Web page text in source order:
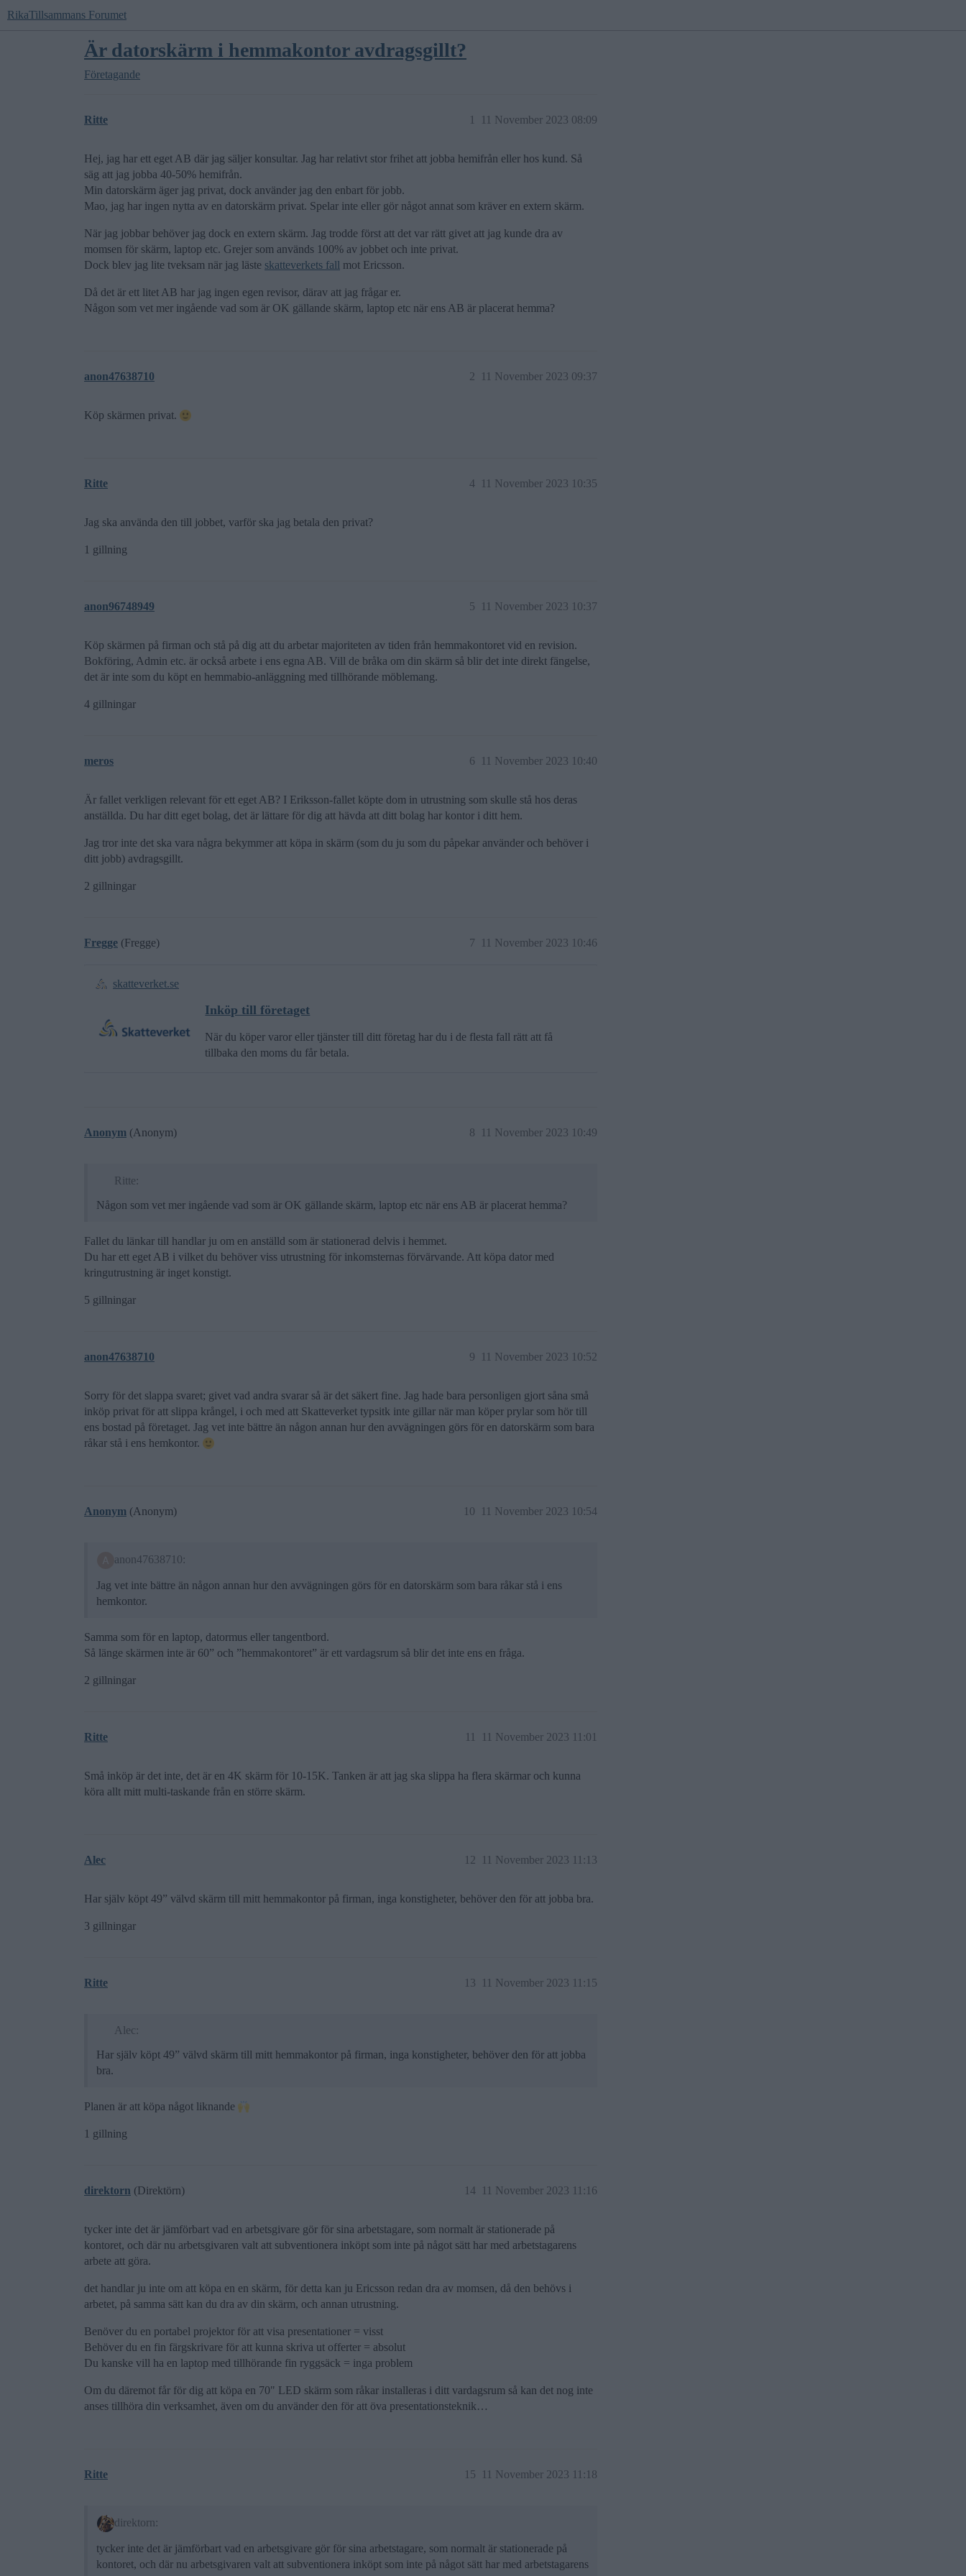
RikaTillsammans Forumet
Är datorskärm i hemmakontor avdragsgillt?
Företagande
Ritte 11 November 2023 08:09
1
Hej, jag har ett eget AB där jag säljer konsultar. Jag har relativt stor frihet att jobba hemifrån eller hos kund. Så
säg att jag jobba 40-50% hemifrån.
Min datorskärm äger jag privat, dock använder jag den enbart för jobb.
Mao, jag har ingen nytta av en datorskärm privat. Spelar inte eller gör något annat som kräver en extern skärm.
När jag jobbar behöver jag dock en extern skärm. Jag trodde först att det var rätt givet att jag kunde dra av
momsen för skärm, laptop etc. Grejer som används 100% av jobbet och inte privat.
Dock blev jag lite tveksam när jag läste skatteverkets fall mot Ericsson.
Då det är ett litet AB har jag ingen egen revisor, därav att jag frågar er.
Någon som vet mer ingående vad som är OK gällande skärm, laptop etc när ens AB är placerat hemma?
anon47638710 11 November 2023 09:37
2
Köp skärmen privat.
Ritte 11 November 2023 10:35
4
Jag ska använda den till jobbet, varför ska jag betala den privat?
1 gillning
anon96748949 11 November 2023 10:37
5
Köp skärmen på firman och stå på dig att du arbetar majoriteten av tiden från hemmakontoret vid en revision.
Bokföring, Admin etc. är också arbete i ens egna AB. Vill de bråka om din skärm så blir det inte direkt fängelse,
det är inte som du köpt en hemmabio-anläggning med tillhörande möblemang.
4 gillningar
meros 11 November 2023 10:40
6
Är fallet verkligen relevant för ett eget AB? I Eriksson-fallet köpte dom in utrustning som skulle stå hos deras
anställda. Du har ditt eget bolag, det är lättare för dig att hävda att ditt bolag har kontor i ditt hem.
Jag tror inte det ska vara några bekymmer att köpa in skärm (som du ju som du påpekar använder och behöver i
ditt jobb) avdragsgillt.
2 gillningar
Fregge (Fregge) 11 November 2023 10:46
7
skatteverket.se
Inköp till företaget
När du köper varor eller tjänster till ditt företag har du i de flesta fall rätt att få
tillbaka den moms du får betala.
Anonym (Anonym) 11 November 2023 10:49
8
Ritte:
Någon som vet mer ingående vad som är OK gällande skärm, laptop etc när ens AB är placerat hemma?
Fallet du länkar till handlar ju om en anställd som är stationerad delvis i hemmet.
Du har ett eget AB i vilket du behöver viss utrustning för inkomsternas förvärvande. Att köpa dator med
kringutrustning är inget konstigt.
5 gillningar
anon47638710 11 November 2023 10:52
9
Sorry för det slappa svaret; givet vad andra svarar så är det säkert fine. Jag hade bara personligen gjort såna små
inköp privat för att slippa krångel, i och med att Skatteverket typsitk inte gillar när man köper prylar som hör till
ens bostad på företaget. Jag vet inte bättre än någon annan hur den avvägningen görs för en datorskärm som bara
råkar stå i ens hemkontor.
Anonym (Anonym) 11 November 2023 10:54
10
anon47638710:
Jag vet inte bättre än någon annan hur den avvägningen görs för en datorskärm som bara råkar stå i ens
hemkontor.
Samma som för en laptop, datormus eller tangentbord.
Så länge skärmen inte är 60” och ”hemmakontoret” är ett vardagsrum så blir det inte ens en fråga.
2 gillningar
Ritte 11 November 2023 11:01
11
Små inköp är det inte, det är en 4K skärm för 10-15K. Tanken är att jag ska slippa ha flera skärmar och kunna
köra allt mitt multi-taskande från en större skärm.
Alec 11 November 2023 11:13
12
Har själv köpt 49” välvd skärm till mitt hemmakontor på firman, inga konstigheter, behöver den för att jobba bra.
3 gillningar
Ritte 11 November 2023 11:15
13
Alec:
Har själv köpt 49” välvd skärm till mitt hemmakontor på firman, inga konstigheter, behöver den för att jobba
bra.
Planen är att köpa något liknande
1 gillning
direktorn (Direktörn) 11 November 2023 11:16
14
tycker inte det är jämförbart vad en arbetsgivare gör för sina arbetstagare, som normalt är stationerade på
kontoret, och där nu arbetsgivaren valt att subventionera inköpt som inte på något sätt har med arbetstagarens
arbete att göra.
det handlar ju inte om att köpa en en skärm, för detta kan ju Ericsson redan dra av momsen, då den behövs i
arbetet, på samma sätt kan du dra av din skärm, och annan utrustning.
Benöver du en portabel projektor för att visa presentationer = visst
Behöver du en fin färgskrivare för att kunna skriva ut offerter = absolut
Du kanske vill ha en laptop med tillhörande fin ryggsäck = inga problem
Om du däremot får för dig att köpa en 70" LED skärm som råkar installeras i ditt vardagsrum så kan det nog inte
anses tillhöra din verksamhet, även om du använder den för att öva presentationsteknik…
Ritte 11 November 2023 11:18
15
direktorn:
tycker inte det är jämförbart vad en arbetsgivare gör för sina arbetstagare, som normalt är stationerade på
kontoret, och där nu arbetsgivaren valt att subventionera inköpt som inte på något sätt har med arbetstagarens